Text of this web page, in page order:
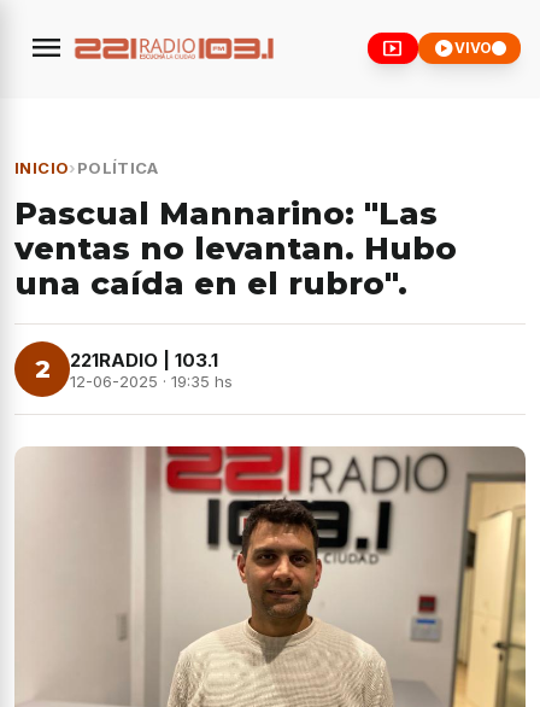
menu smart_display play_circleVIVO
INICIO›POLÍTICA
Pascual Mannarino: "Las
ventas no levantan. Hubo
una caída en el rubro".
2 221RADIO | 103.1
12-06-2025 · 19:35 hs